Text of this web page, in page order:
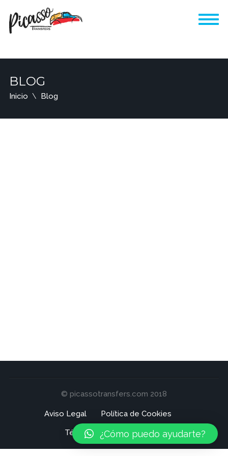
BLOG
Inicio Blog
© picassotransfers.com 2018
Aviso Legal Política de Cookies
Términos y Condiciones
¿Cómo puedo ayudarte?